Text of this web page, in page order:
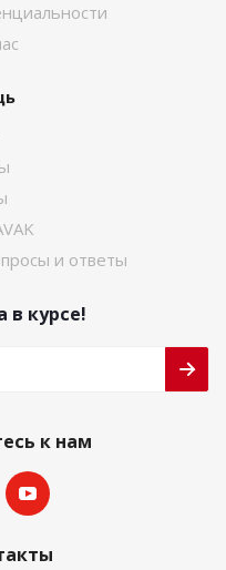
и ответы
в курсе!
к нам